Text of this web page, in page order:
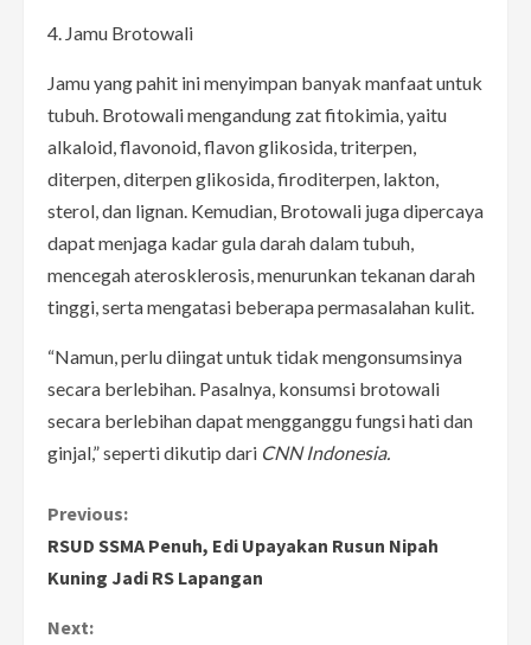
4. Jamu Brotowali
Jamu yang pahit ini menyimpan banyak manfaat untuk
tubuh. Brotowali mengandung zat fitokimia, yaitu
alkaloid, flavonoid, flavon glikosida, triterpen,
diterpen, diterpen glikosida, firoditerpen, lakton,
sterol, dan lignan. Kemudian, Brotowali juga dipercaya
dapat menjaga kadar gula darah dalam tubuh,
mencegah aterosklerosis, menurunkan tekanan darah
tinggi, serta mengatasi beberapa permasalahan kulit.
“Namun, perlu diingat untuk tidak mengonsumsinya
secara berlebihan. Pasalnya, konsumsi brotowali
secara berlebihan dapat mengganggu fungsi hati dan
ginjal,” seperti dikutip dari CNN Indonesia.
C
o
n
Previous:
RSUD SSMA Penuh, Edi Upayakan Rusun Nipah
Kuning Jadi RS Lapangan
Next: